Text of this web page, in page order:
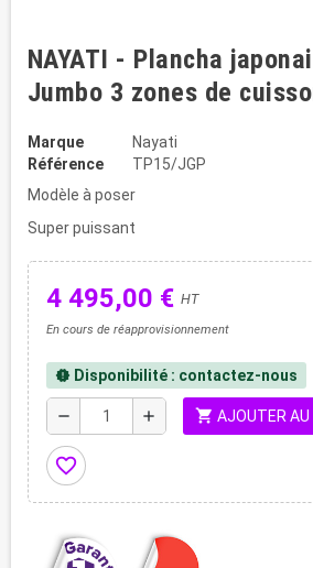
NAYATI - Plancha
Jumbo 3 zones de
Marque
Nayati
Référence
TP15/JGP
Modèle à poser
Super puissant
4 495,00 € HT
En cours de réapprovisionnement
new_releases Disponibilité : contactez-nous
remove add shopping_cart AJOUTER AU
favorite_border